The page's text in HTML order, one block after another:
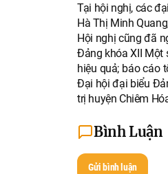
Tại hội nghị, các
Hà Thị Minh
Hội nghị cũng đã
Đảng khóa XII Một
hiệu quả; báo cáo
Đại hội đại biểu
trị huyện Chiêm
Bình Luận
Gửi bình luận